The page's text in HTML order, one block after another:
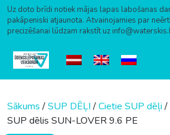
Uz doto brīdi notiek mājas lapas labošanas
pakāpeniski atjaunota. Atvainojamies par
precizēšanai lūdzam rakstīt uz
Sākums/SUP DĒĻI/Cietie SUP dēļi/
SUP dēlis SUN-LOVER 9.6 PE